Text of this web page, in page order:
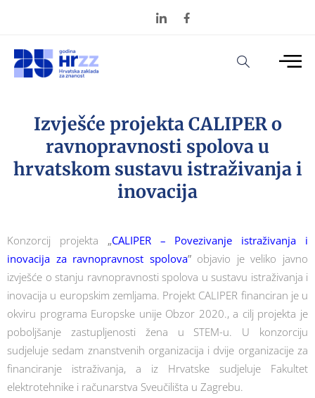
Izvješće projekta CALIPER o
ravnopravnosti spolova u
hrvatskom sustavu istraživanja i
inovacija
Konzorcij projekta „CALIPER – Povezivanje istraživanja i
inovacija za ravnopravnost spolova”objavio je veliko javno
izvješće o stanju ravnopravnosti spolova u sustavu istraživanja i
inovacija u europskim zemljama. Projekt CALIPER financiran je u
okviru programa Europske unije Obzor 2020., a cilj projekta je
poboljšanje zastupljenosti žena u STEM-u. U konzorciju
sudjeluje sedam znanstvenih organizacija i dvije organizacije za
financiranje istraživanja, a iz Hrvatske sudjeluje Fakultet
elektrotehnike i računarstva Sveučilišta u Zagrebu.